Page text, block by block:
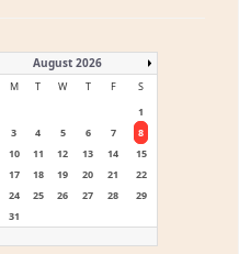
August 2026
M T W T F
S
1
3 4 5 6 7
8
10 11 12 13 14
15
17 18 19 20 21
22
24 25 26 27 28
29
31